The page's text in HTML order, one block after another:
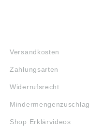
Versandkosten
Zahlungsarten
Widerrufsrecht
Mindermengenzuschlag
Shop Erklärvideos